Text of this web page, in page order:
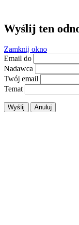
Wyślij ten
Zamknij okno
Email do
Nadawca
Twój email
Temat
Wyślij Anuluj